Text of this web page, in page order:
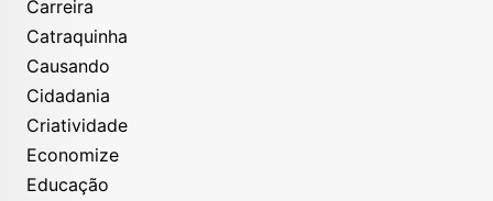
Carreira
Catraquinha
Causando
Cidadania
Criatividade
Economize
Educação